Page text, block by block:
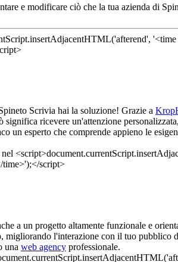
e modificare ciò che la tua azienda di
Scrivia hai la soluzione! Grazie a
ricevere un'attenzione
un esperto che comprende appieno le
a un progetto altamente funzionale e
l'interazione con il tuo pubblico
una web agency professionale.